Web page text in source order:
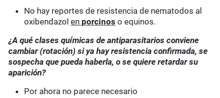
No hay reportes de resistencia de nematodos al
oxibendazolen porcinos o equinos.
¿A qué clases químicas de antiparasitarios conviene
cambiar (rotación) si ya hay resistencia confirmada, se
sospecha que pueda haberla, o se quiere retardar su
aparición?
Por ahora no parece necesario